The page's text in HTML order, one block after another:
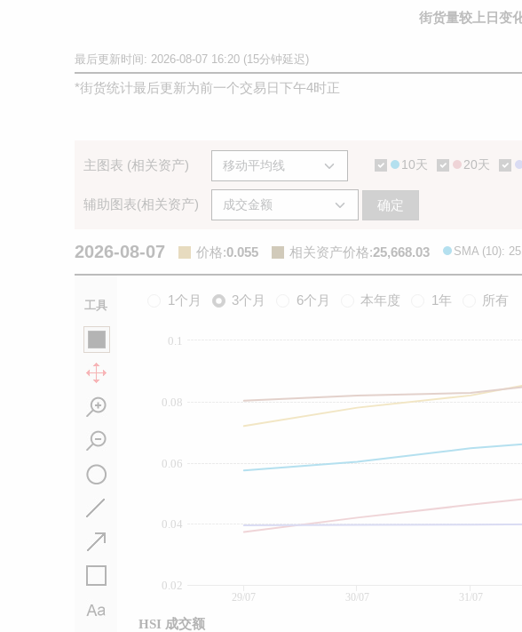
街货量较 上日变
最后更新时间: 2026-08-07 16:20 (15分钟延迟)
*街货统计最后更新为前一个交易日下午4时正
主图表 (相关资产) 10天 20天
辅助图表(相关资产) 确定
2026-08-07 价格:0.055 相关资产价格:25,668.03 SMA (10):
工具 1个月 3个月 6个月 本年度 1年 所有
0.02
0.04
0.06
0.08
0.1
29/07 30/07 31/07
HSI 成交额